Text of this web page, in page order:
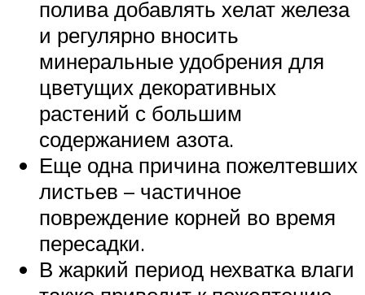
полива добавлять хелат железа
и регулярно вносить
минеральные удобрения для
цветущих декоративных
растений с большим
содержанием азота.
Еще одна причина пожелтевших
листьев – частичное
повреждение корней во время
пересадки.
В жаркий период нехватка влаги